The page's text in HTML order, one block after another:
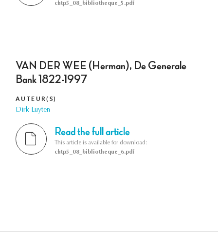
chtp5_08_bibliotheque_5.pdf
VAN DER WEE (Herman), De Generale
Bank 1822-1997
AUTEUR(S)
Dirk Luyten
Read the full article
This article is available for download:
chtp5_08_bibliotheque_6.pdf